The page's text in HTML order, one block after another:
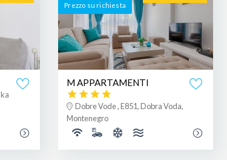
Prezzo su richiesta
M APPARTAMENTI
Dobre Vode , E851, Dobra Voda,
Montenegro